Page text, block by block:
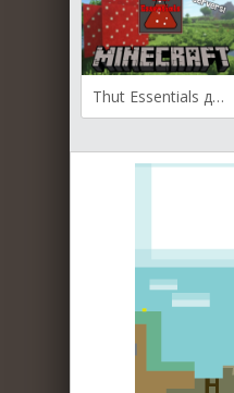
Thut Essentials для Майнкрафт [1.20.1, 1.19.2, 1.18.2]